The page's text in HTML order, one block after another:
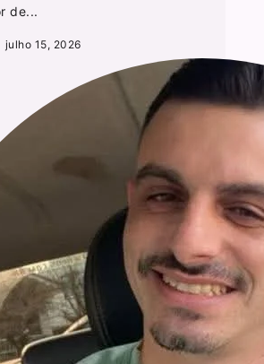
de...
julho 15, 2026